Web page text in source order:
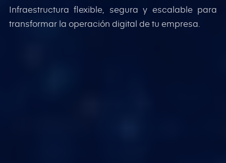
Infraestructura flexible, segura y escalable para
transformar la operación digital de tu empresa.